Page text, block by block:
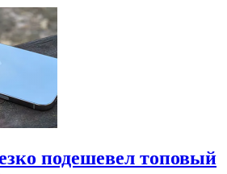
подешевел топовый